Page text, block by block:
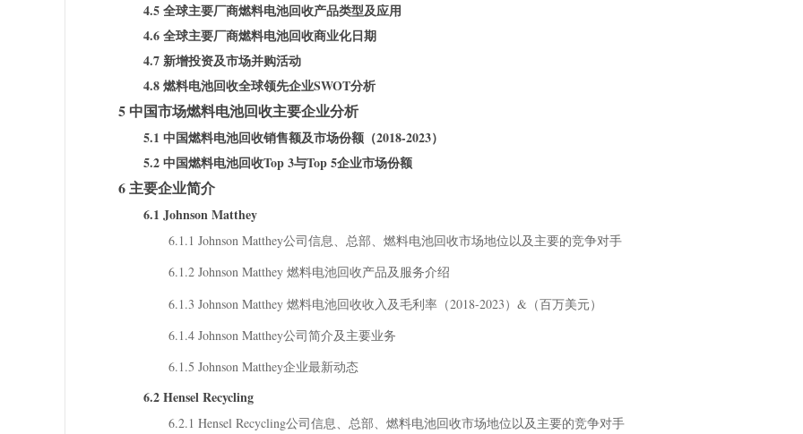
4.5 全球主要厂商燃料电池回收产品类型及应用
4.6 全球主要厂商燃料电池回收商业化日期
4.7 新增投资及市场并购活动
4.8 燃料电池回收全球领先企业SWOT分析
5 中国市场燃料电池回收主要企业分析
5.1 中国燃料电池回收销售额及市场份额（2018-2023）
5.2 中国燃料电池回收Top 3与Top 5企业市场份额
6 主要企业简介
6.1 Johnson Matthey
6.1.1 Johnson Matthey公司信息、总部、燃料电池回收市场地位以及主要的竞争对手
6.1.2 Johnson Matthey 燃料电池回收产品及服务介绍
6.1.3 Johnson Matthey 燃料电池回收收入及毛利率（2018-2023）&（百万美元）
6.1.4 Johnson Matthey公司简介及主要业务
6.1.5 Johnson Matthey企业最新动态
6.2 Hensel Recycling
6.2.1 Hensel Recycling公司信息、总部、燃料电池回收市场地位以及主要的竞争对手